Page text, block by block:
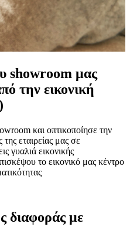
showroom μας
την εικονική
και οπτικοποίησε την
εταιρείας μας σε
γυαλιά εικονικής
το εικονικό μας κέντρο
διαφοράς με